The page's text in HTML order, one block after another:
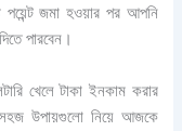
পয়েন্ট জমা হওয়ার পর আপনি
পারবেন।
খেলে টাকা ইনকাম করার
উপায়গুলো নিয়ে আজকে